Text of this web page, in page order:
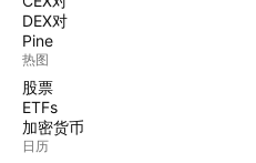
DEX对
Pine
热图
股票
ETFs
加密货币
日历